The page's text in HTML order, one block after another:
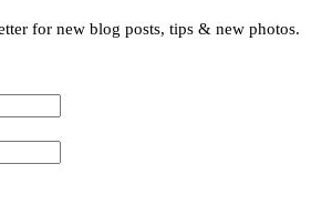
for new blog posts, tips & new photos.